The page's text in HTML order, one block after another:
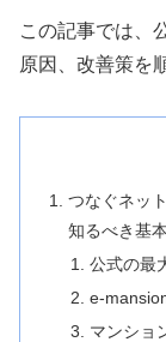
この記事では、
原因、改善策を
つなぐネッ
知るべき基本
公式の最
e-
マンショ